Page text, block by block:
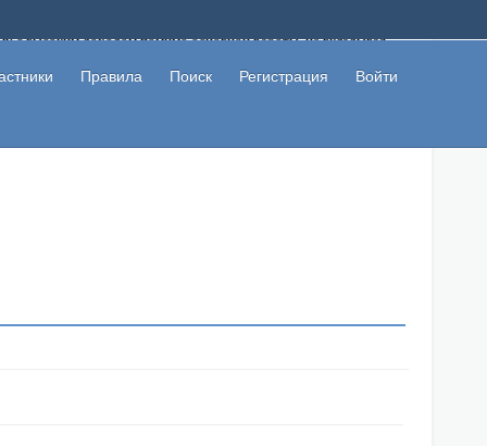
с высоким доходом помимо основной работы, не вкладывая
не попались на развод. Вы сможете начать зарабатывать
Правила Поиск Регистрация Войти